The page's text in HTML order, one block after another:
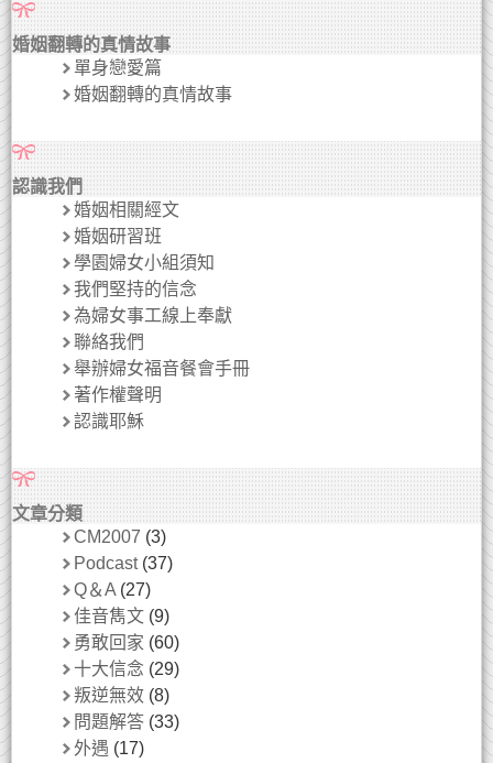
婚姻翻轉的真情故事
單身戀愛篇
婚姻翻轉的真情故事
認識我們
婚姻相關經文
婚姻研習班
學園婦女小組須知
我們堅持的信念
為婦女事工線上奉獻
聯絡我們
舉辦婦女福音餐會手冊
著作權聲明
認識耶穌
文章分類
CM2007 (3)
Podcast(37)
Q＆A (27)
佳音雋文 (9)
勇敢回家 (60)
十大信念 (29)
叛逆無效 (8)
問題解答 (33)
外遇 (17)